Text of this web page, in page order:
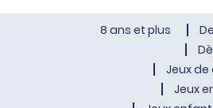
8 ans et plus
Jeux de
Jeux